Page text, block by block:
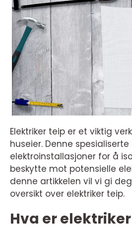
Elektriker teip er et viktig
huseier. Denne
elektroinstallasjoner for å
beskytte mot potensielle
denne artikkelen vil vi gi
oversikt over elektriker teip.
Hva er